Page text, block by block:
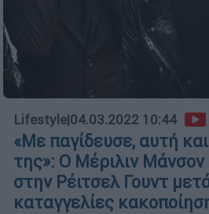
Lifestyle|04.03.2022 10:44
«Με παγίδευσε, αυτή
της»: O Μέριλιν
στην Ρέιτσελ Γουντ
καταγγελίες